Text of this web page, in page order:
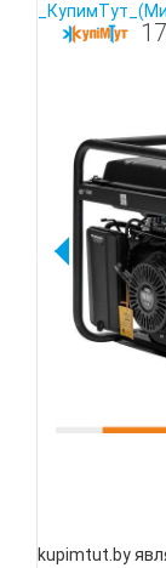
kupimtut.by